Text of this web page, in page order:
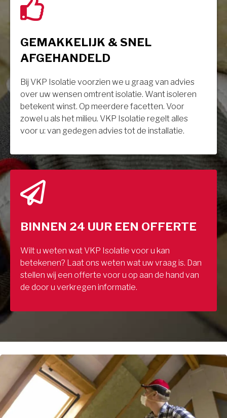
GEMAKKELIJK & SNEL
AFGEHANDELD
Bij VKP Isolatie voorzien we u graag van advies
over uw wensen omtrent isolatie. Want isoleren
betekent winst. Op meerdere facetten. Voor
zowel u als het milieu. VKP Isolatie regelt alles
voor u: van gedegen advies tot de installatie.
BINNEN 24 UUR EEN OFFERTE
Wilt u weten wat VKP Isolatie voor u kan
betekenen? Laat ons weten wat uw vraag is. Dan
stellen wij een offerte voor u op aan de hand van
de door u verkregen informatie.